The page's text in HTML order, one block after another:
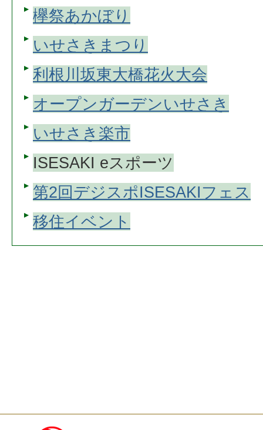
欅祭あかぼり
いせさきまつり
利根川坂東大橋花火大会
オープンガーデンいせさき
いせさき楽市
ISESAKI eスポーツ
第2回デジスポISESAKIフェス
移住イベント